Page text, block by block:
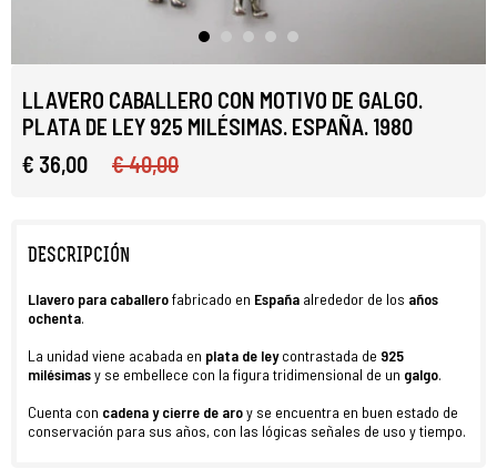
LLAVERO CABALLERO CON MOTIVO DE GALGO.
PLATA DE LEY 925 MILÉSIMAS. ESPAÑA. 1980
€ 36,00
€ 40,00
DESCRIPCIÓN
Llavero para caballerofabricado en España alrededor de los años
ochenta.
La unidad viene acabada en plata de leycontrastada de 925
milésimasy se embellece con la figura tridimensional de un galgo.
Cuenta con cadena y cierre de aroy se encuentra en buen estado de
conservación para sus años, con las lógicas señales de uso y tiempo.